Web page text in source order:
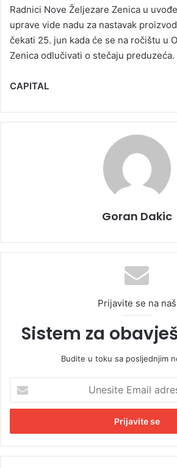
Radnici Nove Željezare Zenica u
uprave vide nadu za nastavak
čekati 25. jun kada će se na ročištu u
Zenica odlučivati o stečaju preduzeća.
CAPITAL
Goran Dakic
Prijavite se na naš
Sistem za
Budite u toku sa posljednjim
e
i
t